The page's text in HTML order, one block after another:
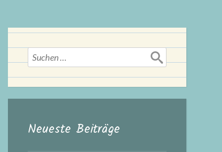
Suchen
nach:
Neueste Beiträge